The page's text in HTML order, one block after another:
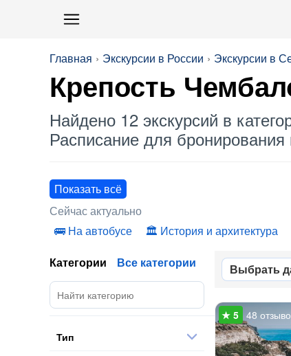
Главная Экскурсии в России Экскурсии в
Крепость
Найдено 12 экскурсий в
Расписание для бронирования
Показать всё
Сейчас актуально
На автобусе
История и архитектура
Выбрать
48
Категории Все категории
Тип